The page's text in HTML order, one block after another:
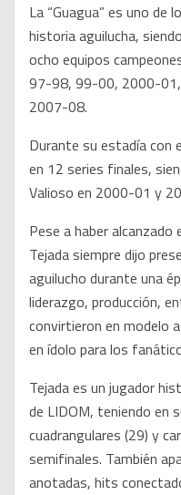
La “Guagua” es uno de
historia aguilucha,
ocho equipos
97-98, 99-00, 2000-
2007-08.
Durante su estadía con
en 12 series finales,
Valioso en 2000-01 y
Pese a haber
Tejada siempre dijo
aguilucho durante una
liderazgo, producción,
convirtieron en modelo
en ídolo para los
Tejada es un jugador
de LIDOM, teniendo en
cuadrangulares (29) y
semifinales. También
anotadas, hits